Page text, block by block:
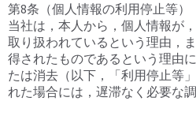
第8条（個人情報の利用停止等）
当社は，本人から，個人情報が
取り扱われているという理由，
得されたものであるという理由
たは消去（以下，「利用停止等
れた場合には，遅滞なく必要な調